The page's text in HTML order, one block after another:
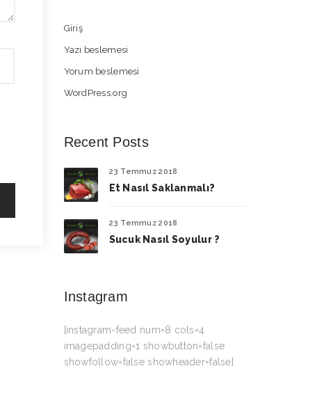
Giriş
Yazı beslemesi
Yorum beslemesi
WordPress.org
Recent Posts
23 Temmuz 2018
Et Nasıl Saklanmalı?
23 Temmuz 2018
Sucuk Nasıl Soyulur ?
Instagram
[instagram-feed num=8 cols=4
imagepadding=1 showbutton=false
showfollow=false showheader=false]